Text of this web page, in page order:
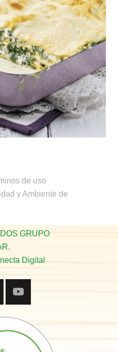
de uso
y Ambiente de
GRUPO
Digital